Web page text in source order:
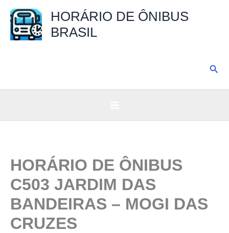
para
HORÁRIO DE ÔNIBUS
BRASIL
HORÁRIO DE ÔNIBUS
C503 JARDIM DAS
BANDEIRAS – MOGI DAS
CRUZES